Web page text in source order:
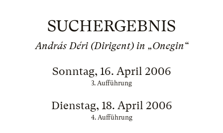
SUCHERGEBNIS
András Déri (Dirigent) in „Onegin“
Sonntag, 16. April 2006
3. Aufführung
Dienstag, 18. April 2006
4. Aufführung